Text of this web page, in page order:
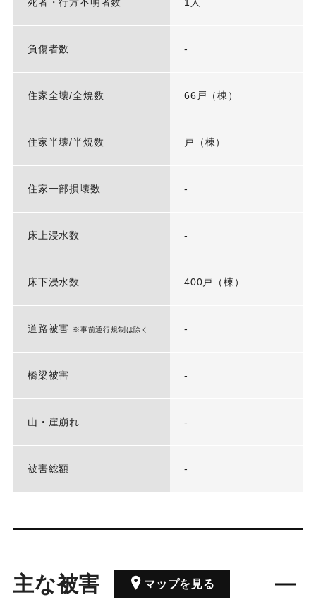
死者・行方不明者数 1人
負傷者数 -
住家全壊/全焼数 66戸（棟）
住家半壊/半焼数 戸（棟）
住家一部損壊数 -
床上浸水数 -
床下浸水数 400戸（棟）
道路被害 ※事前通行規制は除く -
橋梁被害 -
山・崖崩れ -
被害総額 -
主な被害 マップを見る